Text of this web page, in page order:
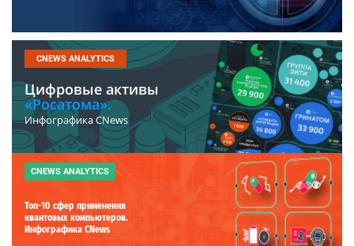
CNEWS ANALYTICS
Цифровые активы
«Росатома».
Инфографика CNews
CNEWS ANALYTICS
Топ-10 сфер применения
квантовых компьютеров.
Инфографика CNews